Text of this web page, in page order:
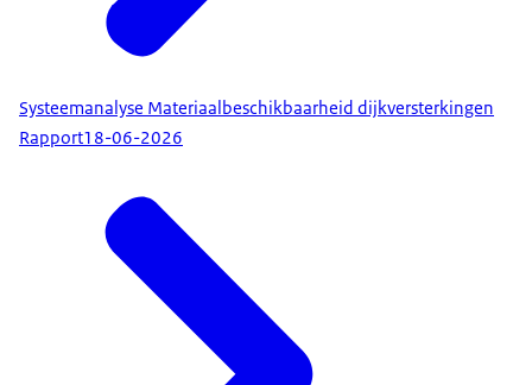
Systeemanalyse Materiaalbeschikbaarheid dijkversterkingen
Rapport18-06-2026